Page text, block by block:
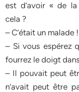
est d’avoir « de
cela ?
– C’était un malade
– Si vous espérez
fourrez le doigt
– Il pouvait peut
n’avait peut être